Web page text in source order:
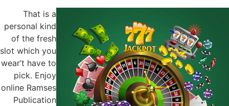
That is a
personal kind
of the fresh
slot which you
wear’t have to
pick. Enjoy
online Ramses
Publication